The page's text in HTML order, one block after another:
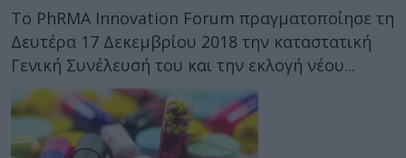
To PhRMA Innovation Forum πραγματοποίησε τη
Δευτέρα 17 Δεκεμβρίου 2018 την καταστατική
Γενική Συνέλευσή του και την εκλογή νέου...